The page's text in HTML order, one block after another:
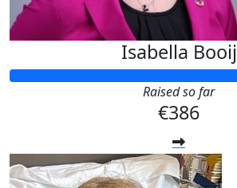
Isabella Booij
Raised so far
€386